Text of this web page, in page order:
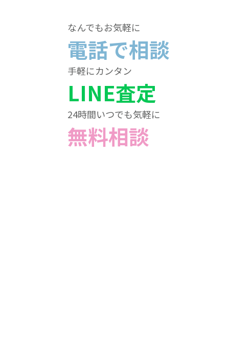
なんでもお気軽に
電話で相談
手軽にカンタン
LINE査定
24時間いつでも気軽に
無料相談